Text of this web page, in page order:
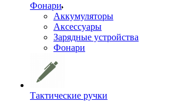
Фонари
Аккумуляторы
Аксессуары
Зарядные устройства
Фонари
Тактические ручки